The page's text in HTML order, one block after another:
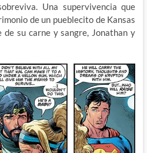
Una supervivencia que
de un pueblecito de Kansas
de su carne y sangre, Jonathan y